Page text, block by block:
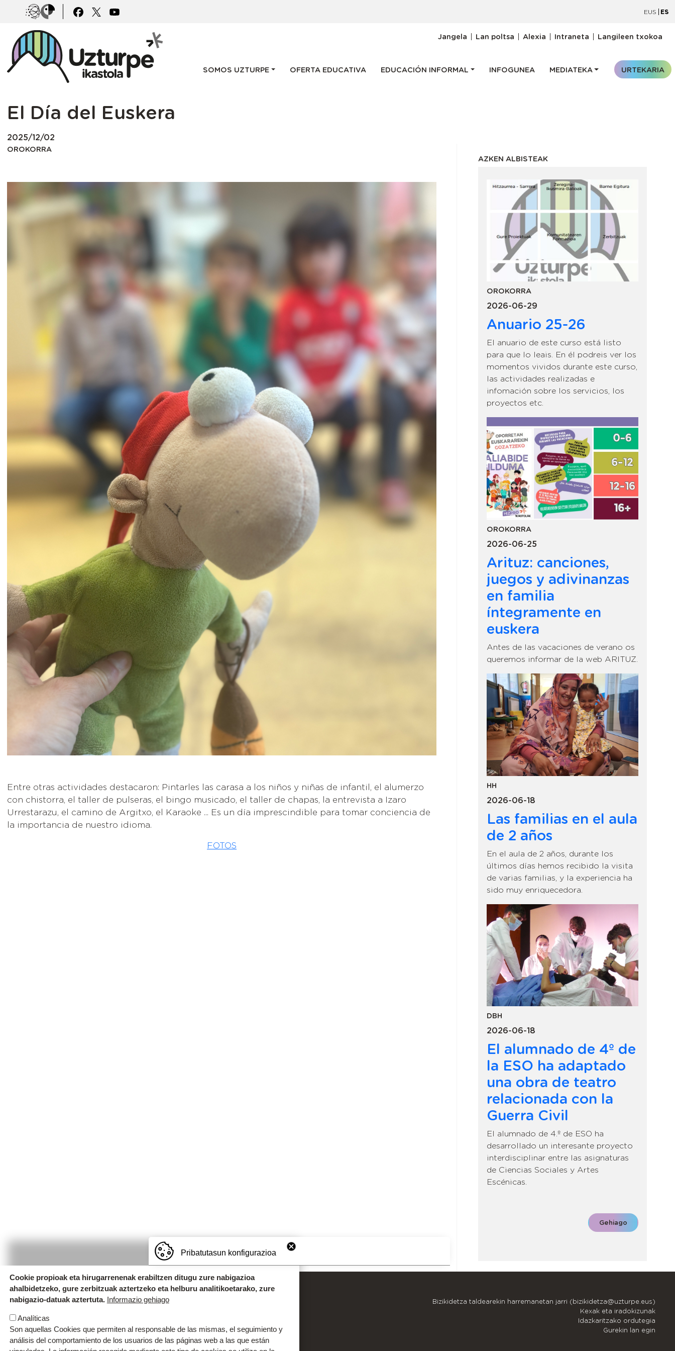
Pasar al contenido principal
IrudiaIrudia EUS ES
goiburukomenua
Jangela Lan poltsa Alexia Intraneta Langileen txokoa
Main navigation
SOMOS UZTURPE OFERTA EDUCATIVA EDUCACIÓN INFORMAL INFOGUNEA MEDIATEKA URTEKARIA
El Día del Euskera
2025/12/02
OROKORRA
Entre otras actividades destacaron: Pintarles las carasa a los niños y niñas de infantil, el alumerzo
con chistorra, el taller de pulseras, el bingo musicado, el taller de chapas, la entrevista a Izaro
Urrestarazu, el camino de Argitxo, el Karaoke ... Es un día imprescindible para tomar conciencia de
la importancia de nuestro idioma.
FOTOS
AZKEN ALBISTEAK
OROKORRA
2026-06-29
Anuario 25-26
El anuario de este curso está listo
para que lo leais. En él podreis ver los
momentos vividos durante este curso,
las actividades realizadas e
infomación sobre los servicios, los
proyectos etc.
OROKORRA
2026-06-25
Arituz: canciones,
juegos y adivinanzas
en familia
íntegramente en
euskera
Antes de las vacaciones de verano os
queremos informar de la web ARITUZ.
HH
2026-06-18
Las familias en el aula
de 2 años
En el aula de 2 años, durante los
últimos días hemos recibido la visita
de varias familias, y la experiencia ha
sido muy enriquecedora.
DBH
2026-06-18
El alumnado de 4º de
la ESO ha adaptado
una obra de teatro
relacionada con la
Guerra Civil
El alumnado de 4.º de ESO ha
desarrollado un interesante proyecto
interdisciplinar entre las asignaturas
de Ciencias Sociales y Artes
Escénicas.
Gehiago
Uzturpe Ikastola
Egialde, 2. 20400 Ibarra. T.
ibarra@ikastola.eus
OINEKO INFORMAZIOABizikidetza taldearekin harremanetan jarri (bizikidetza@uzturpe.eus)
Kexak eta iradokizunak
Idazkaritzako ordutegia
Gurekin lan egin
Pribatutasun konfigurazioa
Cookie propioak eta hirugarrenenak erabiltzen ditugu zure nabigazioa
ahalbidetzeko, gure zerbitzuak aztertzeko eta helburu analitikoetarako, zure
nabigazio-datuak aztertuta. Informazio gehiago
Analíticas
Son aquellas Cookies que permiten al responsable de las mismas, el seguimiento y
análisis del comportamiento de los usuarios de las páginas web a las que están